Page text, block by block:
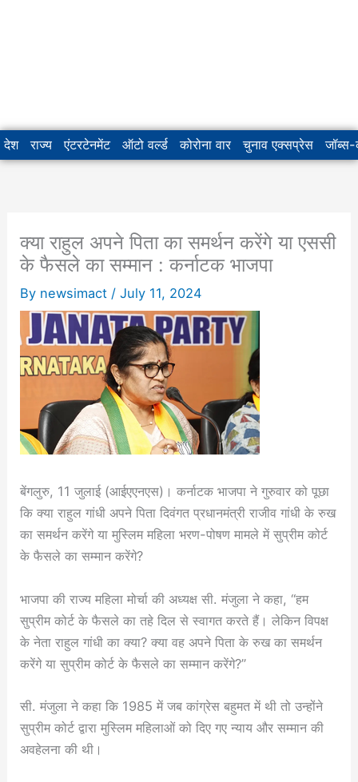
देश राज्य एंटरटेनमेंट ऑटो वर्ल्ड कोरोना वार चुनाव एक्सप्रेस जॉब्स-
क्या राहुल अपने पिता का समर्थन करेंगे या एससी
के फैसले का सम्मान : कर्नाटक भाजपा
By newsimact /July 11, 2024
बेंगलुरु, 11 जुलाई (आईएएनएस)। कर्नाटक भाजपा ने गुरुवार को पूछा
कि क्या राहुल गांधी अपने पिता दिवंगत प्रधानमंत्री राजीव गांधी के रुख
का समर्थन करेंगे या मुस्लिम महिला भरण-पोषण मामले में सुप्रीम कोर्ट
के फैसले का सम्मान करेंगे?
भाजपा की राज्य महिला मोर्चा की अध्यक्ष सी. मंजुला ने कहा, “हम
सुप्रीम कोर्ट के फैसले का तहे दिल से स्वागत करते हैं। लेकिन विपक्ष
के नेता राहुल गांधी का क्या? क्या वह अपने पिता के रुख का समर्थन
करेंगे या सुप्रीम कोर्ट के फैसले का सम्मान करेंगे?”
सी. मंजुला ने कहा कि 1985 में जब कांग्रेस बहुमत में थी तो उन्होंने
सुप्रीम कोर्ट द्वारा मुस्लिम महिलाओं को दिए गए न्याय और सम्मान की
अवहेलना की थी।